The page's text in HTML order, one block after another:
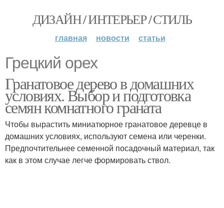
ДИЗАЙН / ИНТЕРЬЕР / СТИЛЬ
главная новости статьи
Грецкий орех
Гранатовое дерево в домашних
условиях. Выбор и подготовка
семян комнатного граната
Чтобы вырастить миниатюрное гранатовое деревце в
домашних условиях, используют семена или черенки.
Предпочтительнее семенной посадочный материал, так
как в этом случае легче формировать ствол.